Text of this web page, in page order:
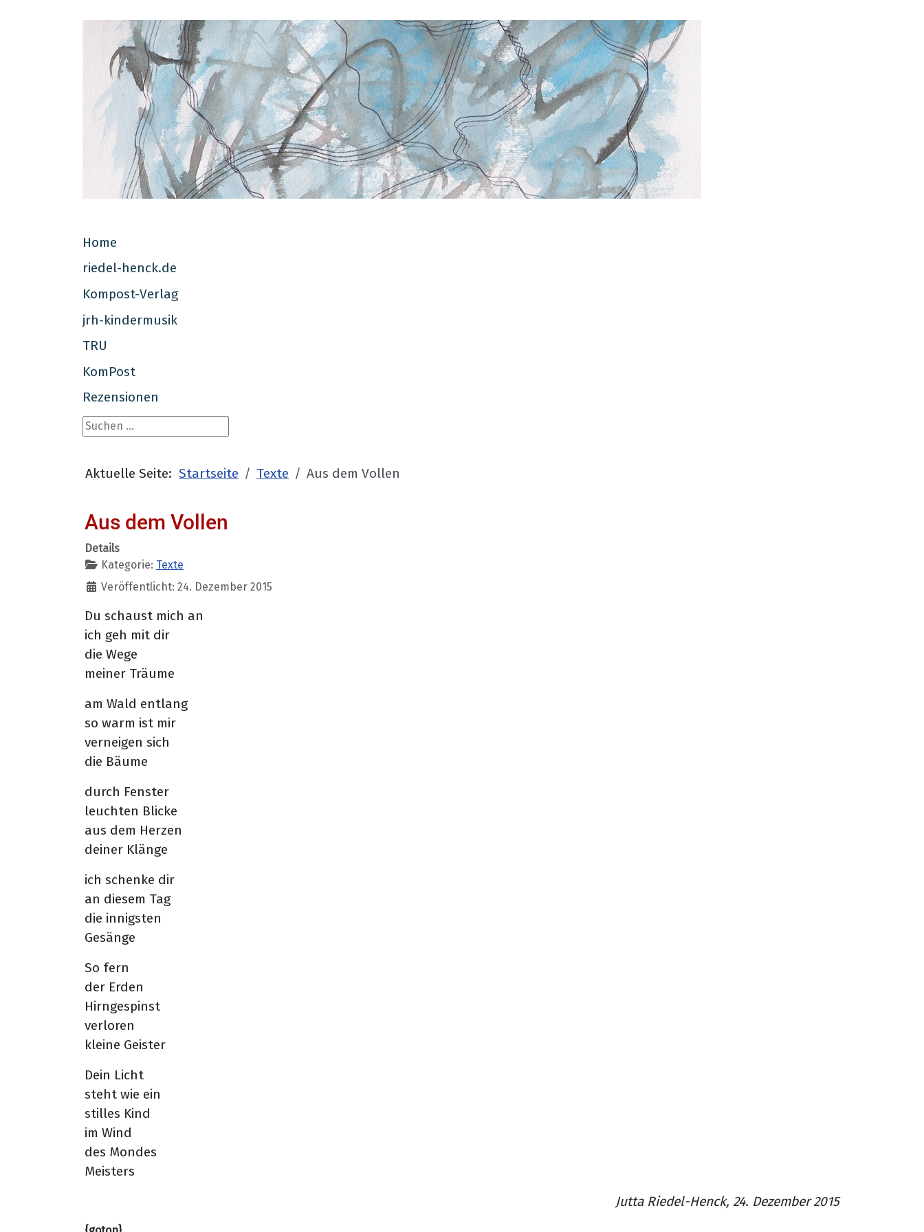
Home
riedel-henck.de
Kompost-Verlag
jrh-kindermusik
TRU
KomPost
Rezensionen
Suchen ...
Aktuelle Seite: Startseite Texte Aus dem Vollen
Aus dem Vollen
Details
Kategorie: Texte
Veröffentlicht: 24. Dezember 2015
Du schaust mich an
ich geh mit dir
die Wege
meiner Träume
am Wald entlang
so warm ist mir
verneigen sich
die Bäume
durch Fenster
leuchten Blicke
aus dem Herzen
deiner Klänge
ich schenke dir
an diesem Tag
die innigsten
Gesänge
So fern
der Erden
Hirngespinst
verloren
kleine Geister
Dein Licht
steht wie ein
stilles Kind
im Wind
des Mondes
Meisters
Jutta Riedel-Henck, 24. Dezember 2015